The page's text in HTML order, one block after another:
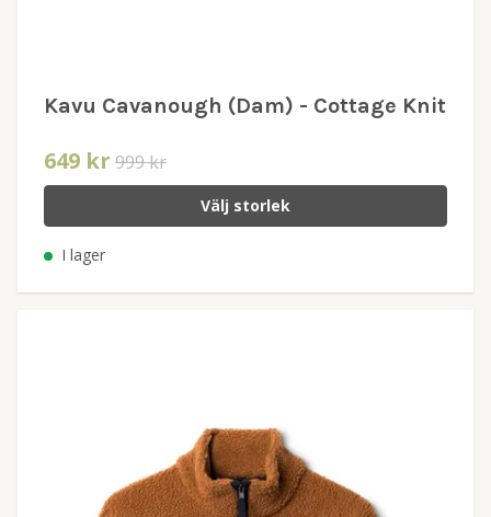
Kavu Cavanough (Dam) - Cottage Knit
649 kr 999 kr
Välj storlek
I lager